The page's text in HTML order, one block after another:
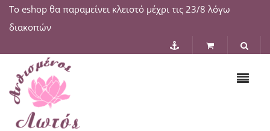
Το eshop θα παραμείνει κλειστό μέχρι τις 23/8 λόγω
διακοπών